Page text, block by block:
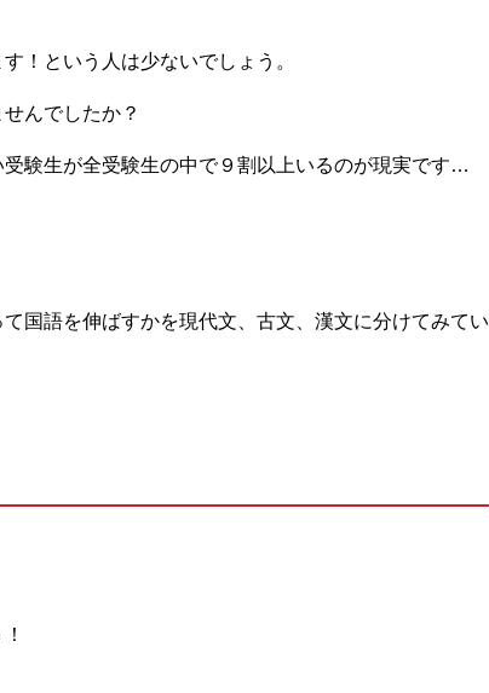
！という人は少ないでしょう。
んでしたか？
受験生が全受験生の中で９割以上いるのが現実です…
国語を伸ばすかを現代文、古文、漢文に分けてみてい